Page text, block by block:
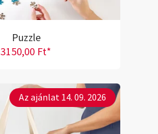
Puzzle
3150,00 Ft*
Az ajánlat 14. 09. 2026